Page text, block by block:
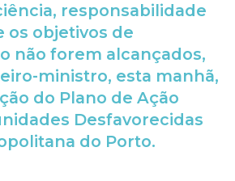
responsabilidade
os objetivos de
não forem alcançados,
ministro, esta manhã,
do Plano de Ação
Desfavorecidas
do Porto.